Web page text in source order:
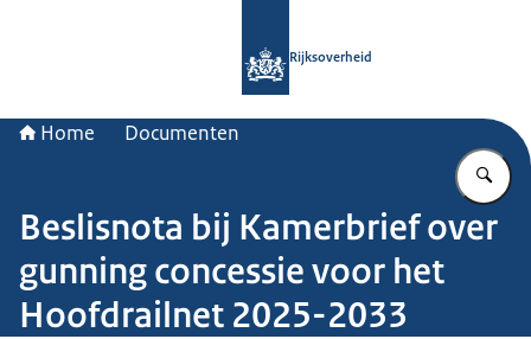
Rijksoverheid
Home Documenten
Beslisnota bij Kamerbrief over
gunning concessie voor het
Hoofdrailnet 2025-2033